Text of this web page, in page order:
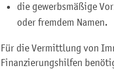
die gewerbsmäßige
oder fremdem Namen.
Für die Vermittlung von
Finanzierungshilfen